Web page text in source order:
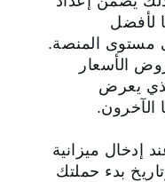
لأفضل
مستوى المنصة.
الأسعار
يعرض
الآخرون.
ميزانية
بدء حملتك